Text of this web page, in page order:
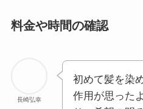
料金や時間の確認
長崎弘幸
初めて髪を染
作用が思った